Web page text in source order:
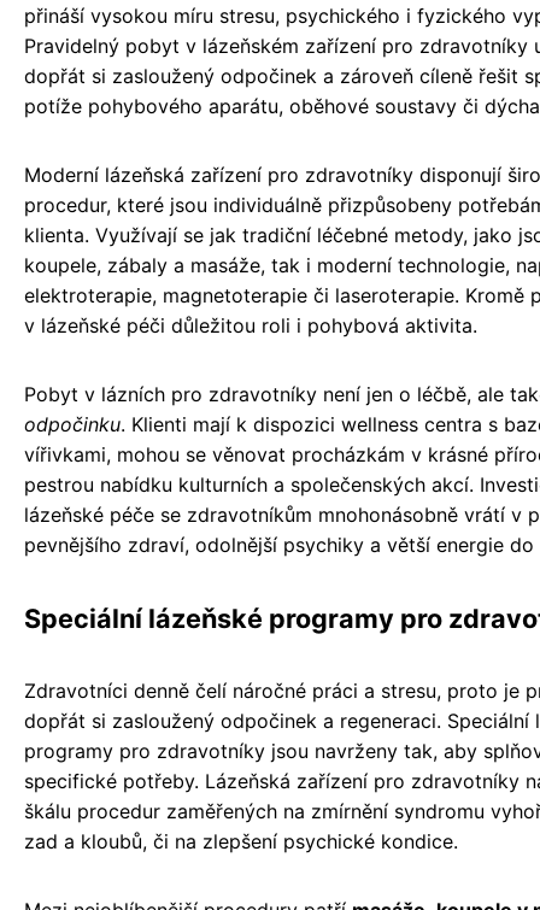
přináší vysokou míru stresu, psychického i fyzického
Pravidelný pobyt v lázeňském zařízení pro zdravotníky
dopřát si zasloužený odpočinek a zároveň cíleně řešit
potíže pohybového aparátu, oběhové soustavy či
Moderní lázeňská zařízení pro zdravotníky disponují
procedur, které jsou individuálně přizpůsobeny
klienta. Využívají se jak tradiční léčebné metody, jako
koupele, zábaly a masáže, tak i moderní technologie,
elektroterapie, magnetoterapie či laseroterapie. Kromě
v lázeňské péči důležitou roli i pohybová aktivita.
Pobyt v lázních pro zdravotníky není jen o léčbě, ale
odpočinku. Klienti mají k dispozici wellness centra s
vířivkami, mohou se věnovat procházkám v krásné
pestrou nabídku kulturních a společenských akcí.
lázeňské péče se zdravotníkům mnohonásobně vrátí v
pevnějšího zdraví, odolnější psychiky a větší energie do
Speciální lázeňské programy pro
Zdravotníci denně čelí náročné práci a stresu, proto je
dopřát si zasloužený odpočinek a regeneraci. Speciální
programy pro zdravotníky jsou navrženy tak, aby
specifické potřeby. Lázeňská zařízení pro zdravotníky
škálu procedur zaměřených na zmírnění syndromu
zad a kloubů, či na zlepšení psychické kondice.